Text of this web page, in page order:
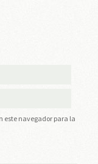
este navegador para la